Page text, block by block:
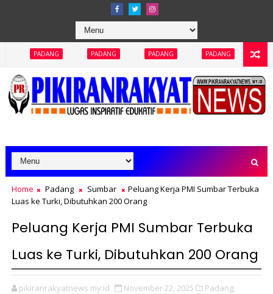
PADANG PADANG PADANG PADANG
Home Padang Sumbar
Peluang Kerja PMI Sumbar Terbuka
Luas ke Turki, Dibutuhkan 200 Orang
Peluang Kerja PMI Sumbar Terbuka
Luas ke Turki, Dibutuhkan 200 Orang
pikiranrakyatnews.my.id November 22, 2025
Padang,